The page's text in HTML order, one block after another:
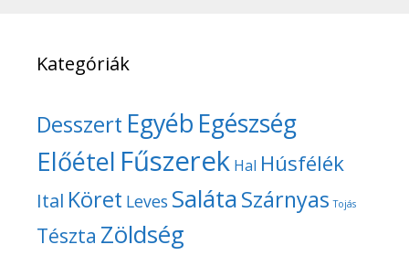
Kategóriák
Desszert Egyéb Egészség
Előétel Fűszerek Hal Húsfélék
Ital Köret Leves SalátaSzárnyas Tojás
Tészta Zöldség